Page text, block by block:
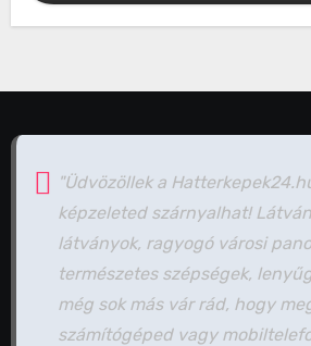
"Üdvözöllek a
képzeleted szárnyalhat!
látványok, ragyogó városi
természetes szépségek,
még sok más vár rád, hogy
számítógéped vagy